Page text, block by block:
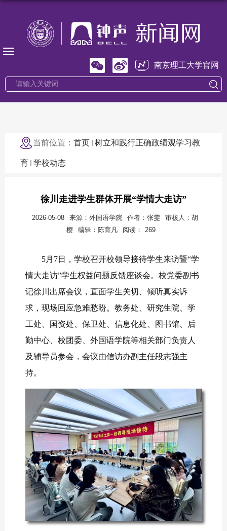
南京理工大学官网
当前位置： 首页 树立和践行正确政绩观学习教
育 学校动态
徐川走进学生群体开展“学情大走访”
2026-05-08 来源：外国语学院 作者：张雯
审核人：胡
樱
编辑：陈育凡 阅读： 269
5月7日，学校召开校领导接待学生来访暨“学
情大走访”学生权益问题反馈座谈会。校党委副书
记徐川出席会议，直面学生关切、倾听真实诉
求，现场回应急难愁盼。教务处、研究生院、学
工处、国资处、保卫处、信息化处、图书馆、后
勤中心、校团委、外国语学院等相关部门负责人
及辅导员参会，会议由信访办副主任段志强主
持。